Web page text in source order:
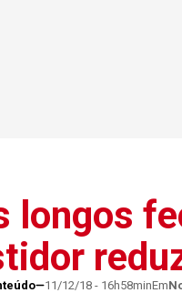
longos
11/12/18 - 16h58minEm